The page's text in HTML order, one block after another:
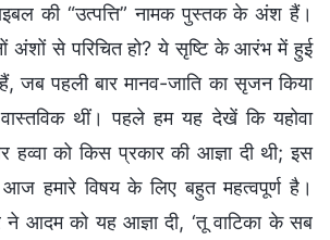
की “उत्पत्ति” नामक पुस्तक के अंश हैं।
अंशों से परिचित हो? ये सृष्टि के आरंभ में हुई
जब पहली बार मानव-जाति का सृजन किया
थीं। पहले हम यह देखें कि यहोवा
को किस प्रकार की आज्ञा दी थी; इस
आज हमारे विषय के लिए बहुत महत्वपूर्ण है।
ने आदम को यह आज्ञा दी, ‘तू वाटिका के सब